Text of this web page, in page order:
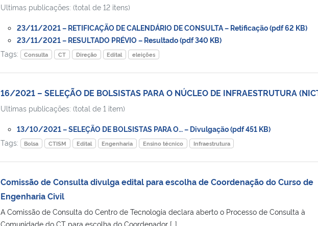
Ultimas publicações: (total de 12 itens)
23/11/2021 – RETIFICAÇÃO DE CALENDÁRIO DE CONSULTA – Retificação (pdf 62 KB)
23/11/2021 – RESULTADO PRÉVIO – Resultado (pdf 340 KB)
Tags:
Consulta CT Direção Edital eleições
16/2021 – SELEÇÃO DE BOLSISTAS PARA O NÚCLEO DE INFRAESTRUTURA
Ultimas publicações: (total de 1 item)
13/10/2021 – SELEÇÃO DE BOLSISTAS PARA O… – Divulgação (pdf 451 KB)
Tags:
Bolsa CTISM Edital Engenharia Ensino técnico Infraestrutura
Comissão de Consulta divulga edital para escolha de Coordenação do Curso de
Engenharia Civil
A Comissão de Consulta do Centro de Tecnologia declara aberto o Processo de Consulta à
Comunidade do CT para escolha do Coordenador […]